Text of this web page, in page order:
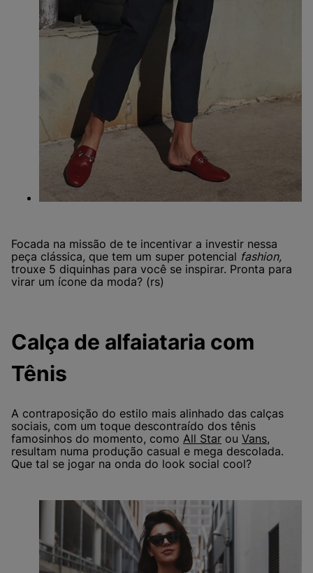
Focada na missão de te incentivar a investir nessa
peça clássica, que tem um super potencial fashion,
trouxe 5 diquinhas para você se inspirar. Pronta para
virar um ícone da moda? (rs)
Calça de alfaiataria com
Tênis
A contraposição do estilo mais alinhado das calças
sociais, com um toque descontraído dos tênis
famosinhos do momento, como All Star ou Vans,
resultam numa produção casual e mega descolada.
Que tal se jogar na onda do look social cool?